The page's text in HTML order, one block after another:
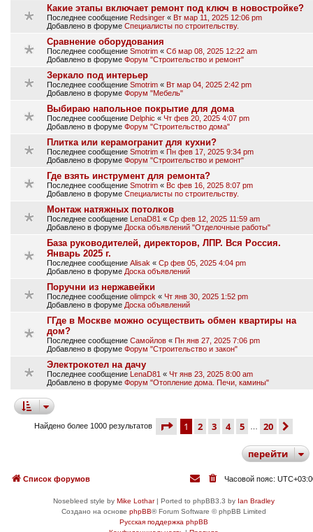
Какие этапы включает ремонт под ключ в новостройке?
Последнее сообщение Redsinger « Вт мар 11, 2025 12:06 pm
Добавлено в форуме Специалисты по строительству.
Сравнение оборудования
Последнее сообщение Smotrim « Сб мар 08, 2025 12:22 am
Добавлено в форуме Форум "Строительство и ремонт"
Зеркало под интерьер
Последнее сообщение Smotrim « Вт мар 04, 2025 2:42 pm
Добавлено в форуме Форум "Мебель"
Выбираю напольное покрытие для дома
Последнее сообщение Delphic « Чт фев 20, 2025 4:07 pm
Добавлено в форуме Форум "Строительство дома"
Плитка или керамогранит для кухни?
Последнее сообщение Smotrim « Пн фев 17, 2025 9:34 pm
Добавлено в форуме Форум "Строительство и ремонт"
Где взять инструмент для ремонта?
Последнее сообщение Smotrim « Вс фев 16, 2025 8:07 pm
Добавлено в форуме Специалисты по строительству.
Монтаж натяжных потолков
Последнее сообщение LenaD81 « Ср фев 12, 2025 11:59 am
Добавлено в форуме Доска объявлений "Отделочные работы"
База руководителей, директоров, ЛПР. Вся Россия.
Январь 2025 г.
Последнее сообщение Alisak « Ср фев 05, 2025 4:04 pm
Добавлено в форуме Доска объявлений
Поручни из нержавейки
Последнее сообщение olimpck « Чт янв 30, 2025 1:52 pm
Добавлено в форуме Доска объявлений
ГГде в Москве можно осуществить обмен квартиры на
дом?
Последнее сообщение Самойлов « Пн янв 27, 2025 7:06 pm
Добавлено в форуме Форум "Строительство и закон"
Электрокотел на дачу
Последнее сообщение LenaD81 « Чт янв 23, 2025 8:00 am
Добавлено в форуме Форум "Отопление дома. Печи, камины"
Найдено более 1000 результатов страница 1 из 20
1 2 3 4 5 20
перейти
Список форумов Часовой пояс:
Nosebleed style by Mike Lothar| Ported to phpBB3.3 by Ian Bradley
Создано на основе phpBB® Forum Software © phpBB Limited
Русская поддержка phpBB